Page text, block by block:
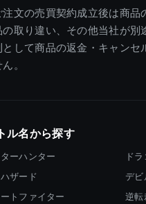
注文の売買契約成立後は商品
の取り違い、その他当社が別
として商品の返金・キャンセ
。
ル名から探す
ーハンター
ザード
トファイター
ド
デビ
逆転